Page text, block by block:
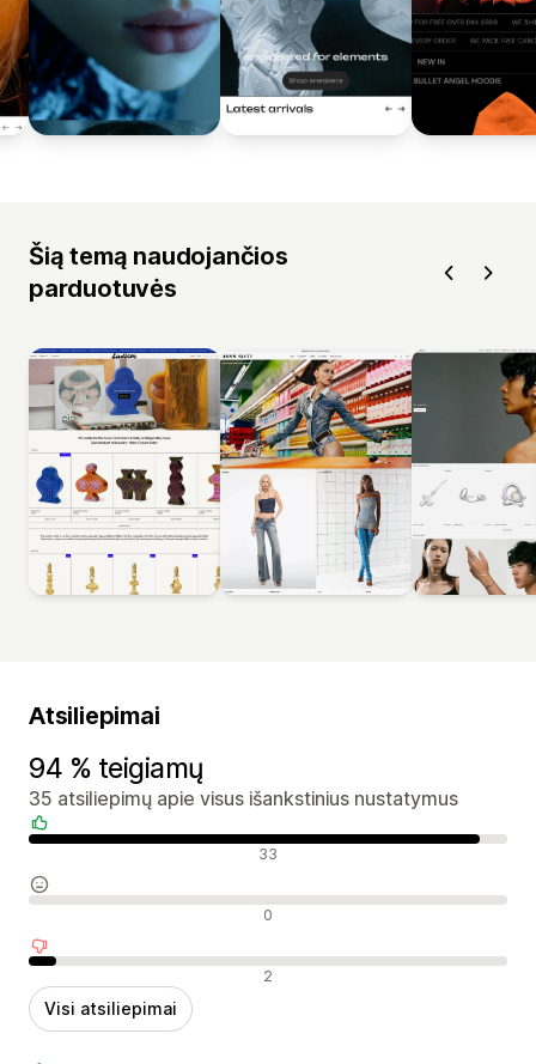
Šią temą naudojančios
parduotuvės
Atsiliepimai
94 % teigiamų
35 atsiliepimų apie visus išankstinius nustatymus
Teigiami atsiliepimai 33
Neutralūs atsiliepimai 0
Neigiami atsiliepimai 2
Visi atsiliepimai